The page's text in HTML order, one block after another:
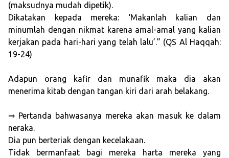
(maksudnya mudah dipetik).
Dikatakan kepada mereka: ‘Makanlah kalian dan
minumlah dengan nikmat karena amal-amal yang kalian
kerjakan pada hari-hari yang telah lalu’.” (QS Al Haqqah:
19-24)
Adapun orang kafir dan munafik maka dia akan
menerima kitab dengan tangan kiri dari arah belakang.
⇒ Pertanda bahwasanya mereka akan masuk ke dalam
neraka.
Dia pun berteriak dengan kecelakaan.
Tidak bermanfaat bagi mereka harta mereka yang